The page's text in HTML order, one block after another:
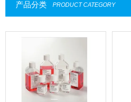
产品分类 PRODUCT CATEGORY